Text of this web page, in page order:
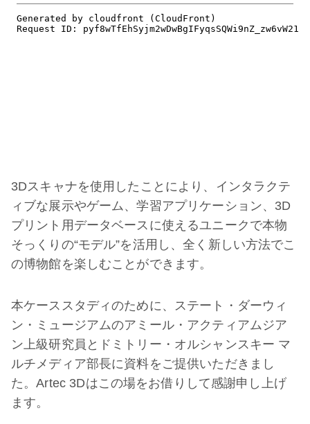
3Dスキャナを使用したことにより、インタラクテ
ィブな展示やゲーム、学習アプリケーション、3D
プリント用データベースに使えるユニークで本物
そっくりの“モデル”を活用し、全く新しい方法でこ
の博物館を楽しむことができます。
本ケーススタディのために、ステート・ダーウィ
ン・ミュージアムのアミール・アクティアムジア
ン上級研究員とドミトリー・オルシャンスキー マ
ルチメディア部長に資料をご提供いただきまし
た。Artec 3Dはこの場をお借りして感謝申し上げ
ます。